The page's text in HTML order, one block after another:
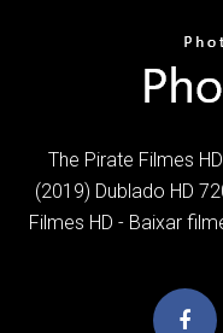
The Pirate Filmes
(2019) Dublado HD
Filmes HD - Baixar